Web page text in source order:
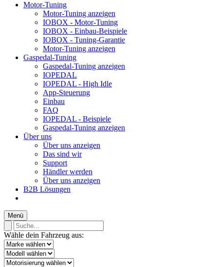
Motor-Tuning
Motor-Tuning anzeigen
IOBOX - Motor-Tuning
IOBOX - Einbau-Beispiele
IOBOX - Tuning-Garantie
Motor-Tuning anzeigen
Gaspedal-Tuning
Gaspedal-Tuning anzeigen
IOPEDAL
IOPEDAL - High Idle
App-Steuerung
Einbau
FAQ
IOPEDAL - Beispiele
Gaspedal-Tuning anzeigen
Über uns
Über uns anzeigen
Das sind wir
Support
Händler werden
Über uns anzeigen
B2B Lösungen
Menü
Wähle dein Fahrzeug aus: